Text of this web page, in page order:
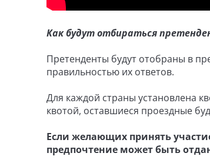
Как будут отбираться
Претенденты будут отобраны в
правильностью их ответов.
Для каждой страны установлена
квотой, оставшиеся проездные
Если желающих принять
предпочтение может быть